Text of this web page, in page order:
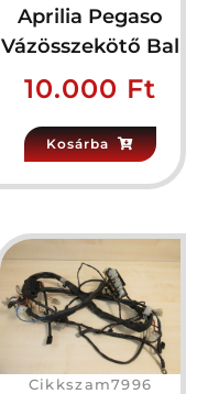
Aprilia Pegaso
Vázösszekötő Bal
10.000 Ft
Kosárba
Cikkszam7996